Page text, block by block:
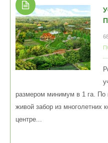
размером минимум в 1 га. По
живой забор из многолетних
центре...